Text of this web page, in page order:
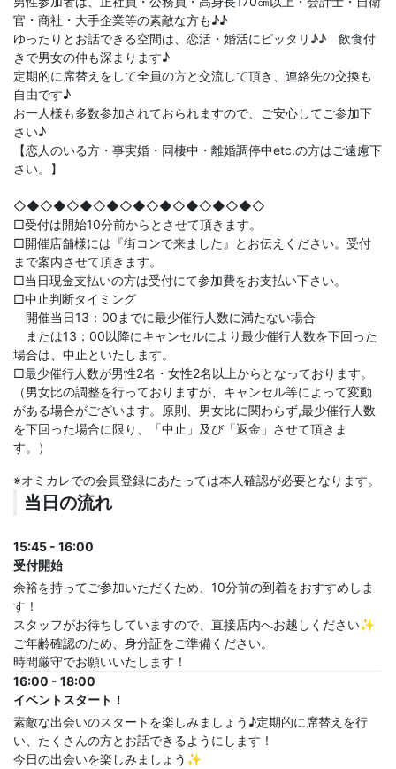
官・商社・大手企業等の素敵な方も♪♪
ゆったりとお話できる空間は、恋活・婚活にピッタリ♪♪ 飲食付
きで男女の仲も深まります♪
定期的に席替えをして全員の方と交流して頂き、連絡先の交換も
自由です♪
お一人様も多数参加されておられますので、ご安心してご参加下
さい♪
【恋人のいる方・事実婚・同棲中・離婚調停中etc.の方はご遠慮下
さい。】
◇◆◇◆◇◆◇◆◇◆◇◆◇◆◇◆◇◆◇
□受付は開始10分前からとさせて頂きます。
□開催店舗様には『街コンで来ました』とお伝えください。受付
まで案内させて頂きます。
□当日現金支払いの方は受付にて参加費をお支払い下さい。
□中止判断タイミング
開催当日13：00までに最少催行人数に満たない場合
または13：00以降にキャンセルにより最少催行人数を下回った
場合は、中止といたします。
□最少催行人数が男性2名・女性2名以上からとなっております。
（男女比の調整を行っておりますが、キャンセル等によって変動
がある場合がございます。原則、男女比に関わらず,最少催行人数
を下回った場合に限り、「中止」及び「返金」させて頂きま
す。）
※オミカレでの会員登録にあたっては本人確認が必要となります。
当日の流れ
15:45 - 16:00
受付開始
余裕を持ってご参加いただくため、10分前の到着をおすすめしま
す！
スタッフがお待ちしていますので、直接店内へお越しください✨
ご年齢確認のため、身分証をご準備ください。
時間厳守でお願いいたします！
16:00 - 18:00
イベントスタート！
素敵な出会いのスタートを楽しみましょう♪定期的に席替えを行
い、たくさんの方とお話できるようにします！
今日の出会いを楽しみましょう✨